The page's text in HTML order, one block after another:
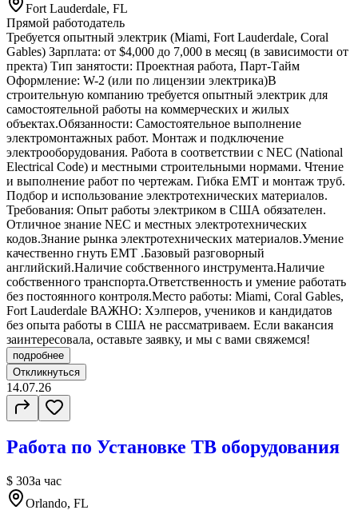
Fort Lauderdale, FL
Прямой работодатель
Требуется опытный электрик (Miami, Fort Lauderdale, Coral
Gables) Зарплата: от $4,000 до 7,000 в месяц (в зависимости от
пректа) Тип занятости: Проектная работа, Парт-Тайм
Оформление: W-2 (или по лицензии электрика)В
строительную компанию требуется опытный электрик для
самостоятельной работы на коммерческих и жилых
объектах.Обязанности: Самостоятельное выполнение
электромонтажных работ. Монтаж и подключение
электрооборудования. Работа в соответствии с NEC (National
Electrical Code) и местными строительными нормами. Чтение
и выполнение работ по чертежам. Гибка EMT и монтаж труб.
Подбор и использование электротехнических материалов.
Требования: Опыт работы электриком в США обязателен.
Отличное знание NEC и местных электротехнических
кодов.Знание рынка электротехнических материалов.Умение
качественно гнуть EMT .Базовый разговорный
английский.Наличие собственного инструмента.Наличие
собственного транспорта.Ответственность и умение работать
без постоянного контроля.Место работы: Miami, Coral Gables,
Fort Lauderdale ВАЖНО: Хэлперов, учеников и кандидатов
без опыта работы в США не рассматриваем. Если вакансия
заинтересовала, оставьте заявку, и мы с вами свяжемся!
подробнее
Откликнуться
14.07.26
Работа по Установке ТВ оборудования
$ 30За час
Orlando, FL